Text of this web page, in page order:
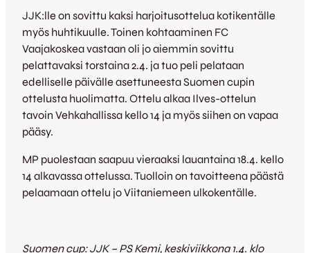
JJK:lle on sovittu kaksi harjoitusottelua kotikentälle
myös huhtikuulle. Toinen kohtaaminen FC
Vaajakoskea vastaan oli jo aiemmin sovittu
pelattavaksi torstaina 2.4. ja tuo peli pelataan
edelliselle päivälle asettuneesta Suomen cupin
ottelusta huolimatta. Ottelu alkaa Ilves-ottelun
tavoin Vehkahallissa kello 14 ja myös siihen on vapaa
pääsy.
MP puolestaan saapuu vieraaksi lauantaina 18.4. kello
14 alkavassa ottelussa. Tuolloin on tavoitteena päästä
pelaamaan ottelu jo Viitaniemeen ulkokentälle.
Suomen cup: JJK – PS Kemi, keskiviikkona 1.4. klo